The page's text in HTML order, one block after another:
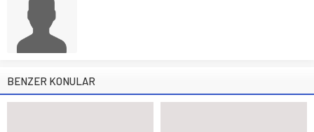
BENZER KONULAR